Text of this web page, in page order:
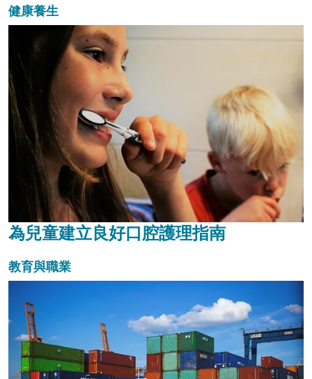
健康養生
為兒童建立良好口腔護理指南
教育與職業